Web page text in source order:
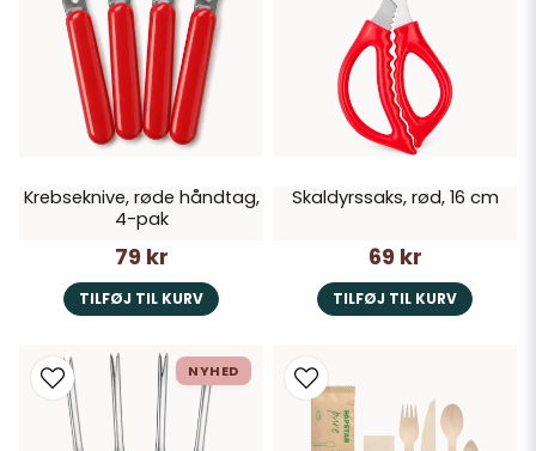
Krebseknive, røde håndtag,
4-pak
79 kr
TILFØJ TIL KURV
Skaldyrssaks, rød, 16 cm
69 kr
TILFØJ TIL KURV
NYHED